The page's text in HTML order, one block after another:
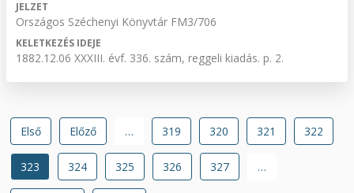
JELZET
Országos Széchenyi Könyvtár FM3/706
KELETKEZÉS IDEJE
1882.12.06 XXXIII. évf. 336. szám, reggeli kiadás. p. 2.
Oldalszámozás
Első
oldal
Első
Előző
oldal
Előző … Oldal
319 Oldal
320 Oldal
321 Oldal
322
Jelenlegi
oldal
323 Oldal
324 Oldal
325 Oldal
326 Oldal
327 …